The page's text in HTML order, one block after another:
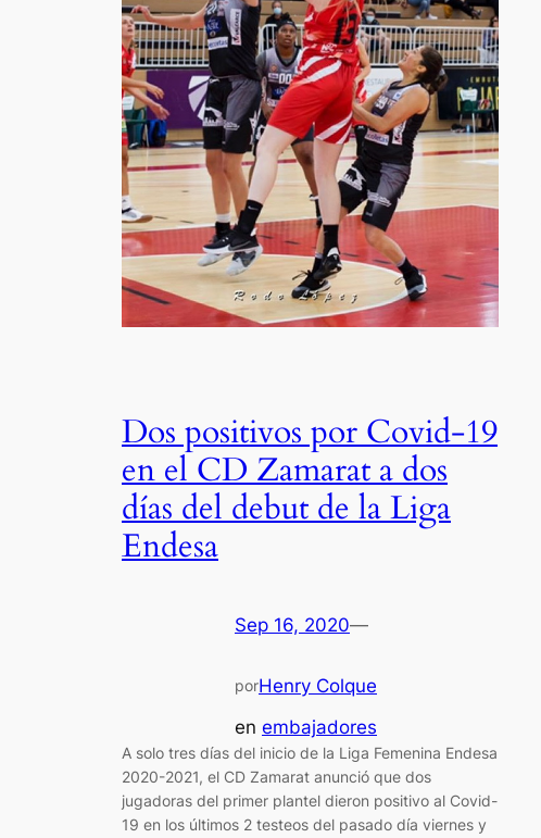
Dos positivos por Covid-19
en el CD Zamarat a dos
días del debut de la Liga
Endesa
Sep 16, 2020—
porHenry Colque
en embajadores
A solo tres días del inicio de la Liga Femenina Endesa
2020-2021, el CD Zamarat anunció que dos
jugadoras del primer plantel dieron positivo al Covid-
19 en los últimos 2 testeos del pasado día viernes y